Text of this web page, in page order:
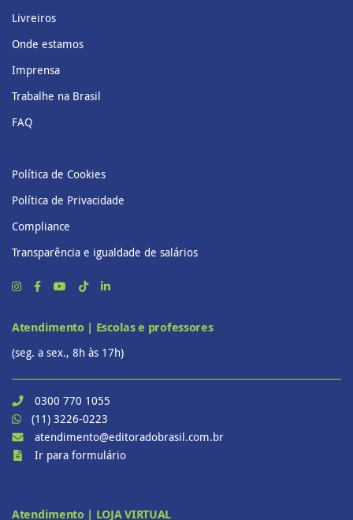
Livreiros
Onde estamos
Imprensa
Trabalhe na Brasil
FAQ
Política de Cookies
Política de Privacidade
Compliance
Transparência e igualdade de salários
Atendimento | Escolas e professores
(seg. a sex., 8h às 17h)
0300 770 1055
(11) 3226-0223
atendimento@editoradobrasil.com.br
Ir para formulário
Atendimento | LOJA VIRTUAL